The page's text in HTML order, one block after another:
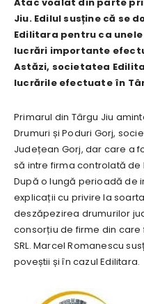
Jiu. Edilul susține că se
Edilitara pentru ca
lucrări importante
Astăzi, societatea
lucrările efectuate în
Primarul din Târgu Jiu
Drumuri și Poduri Gorj,
Județean Gorj, dar care a
să intre firma controlată de
După o lungă perioadă de
explicații cu privire la
deszăpezirea drumurilor
consorțiu de firme din care
SRL. Marcel Romanescu
poveștii și în cazul Edilitara.